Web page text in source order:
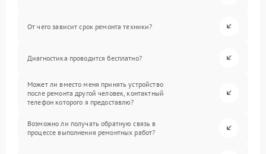
От чего зависит срок ремонта техники?
Диагностика проводится бесплатно?
Может ли вместо меня принять устройство
после ремонта другой человек, контактный
телефон которого я предоставлю?
Возможно ли получать обратную связь в
процессе выполнения ремонтных работ?